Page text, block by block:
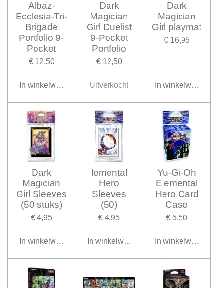
Albaz-
Ecclesia-Tri-
Brigade
Portfolio 9-
Pocket
€ 12,50
In winkelwagen
Dark
Magician
Girl Duelist
9-Pocket
Portfolio
€ 12,50
Uitverkocht
Dark
Magician
Girl playmat
€ 16,95
In winkelwagen
Dark
Magician
Girl Sleeves
(50 stuks)
€ 4,95
In winkelwagen
lemental
Hero
Sleeves
(50)
€ 4,95
In winkelwagen
Yu-Gi-Oh
Elemental
Hero Card
Case
€ 5,50
In winkelwagen